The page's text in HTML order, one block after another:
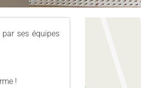
ses équipes
!